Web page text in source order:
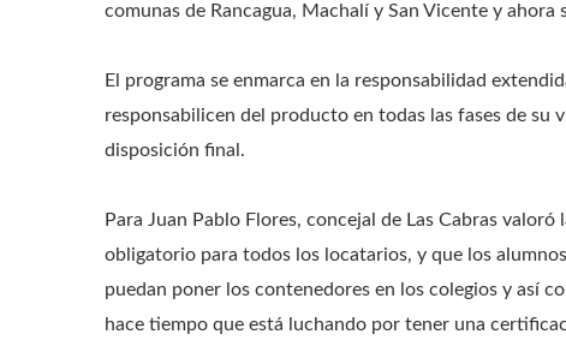
comunas de Rancagua, Machalí y San Vicente y ahora
El programa se enmarca en la responsabilidad
responsabilicen del producto en todas las fases de su
disposición final.
Para Juan Pablo Flores, concejal de Las Cabras
obligatorio para todos los locatarios, y que los
puedan poner los contenedores en los colegios y así
hace tiempo que está luchando por tener una